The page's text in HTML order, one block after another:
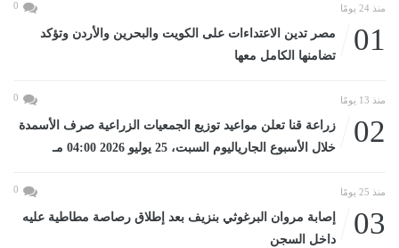
منذ 24 يومًا 0
01
مصر تدين الاعتداءات على الكويت والبحرين والأردن وتؤكد
تضامنها الكامل معها
منذ 13 يومًا 0
02
زراعة قنا تعلن مواعيد توزيع الجمعيات الزراعية صرف الأسمدة
خلال الأسبوع الجارياليوم السبت، 25 يوليو 2026 04:00 مـ
منذ 25 يومًا 0
03
إصابة مروان البرغوثي بنزيف بعد إطلاق رصاصة مطاطية عليه
داخل السجن